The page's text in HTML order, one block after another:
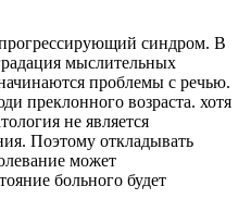
синдром. В
мыслительных
проблемы с речью.
преклонного возраста. хотя
не является
Поэтому откладывать
может
больного будет